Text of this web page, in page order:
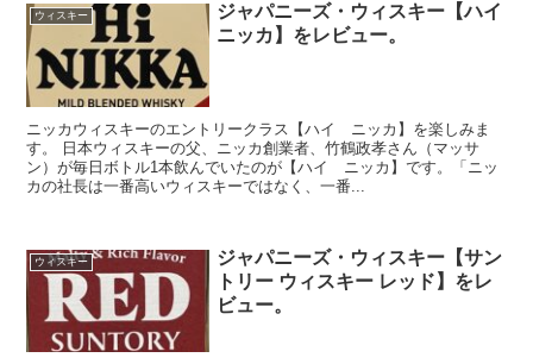
ウィスキー
ジャパニーズ・ウィスキー【ハイ
ニッカ】をレビュー。
ニッカウィスキーのエントリークラス【ハイ ニッカ】を楽しみま
す。 日本ウィスキーの父、ニッカ創業者、竹鶴政孝さん（マッサ
ン）が毎日ボトル1本飲んでいたのが【ハイ ニッカ】です。「ニッ
カの社長は一番高いウィスキーではなく、一番...
ウィスキー
ジャパニーズ・ウィスキー【サン
トリー ウィスキー レッド】をレ
ビュー。